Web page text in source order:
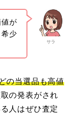
サラ
が
少
の当選品も高値
の発表がされ
人はぜひ査定